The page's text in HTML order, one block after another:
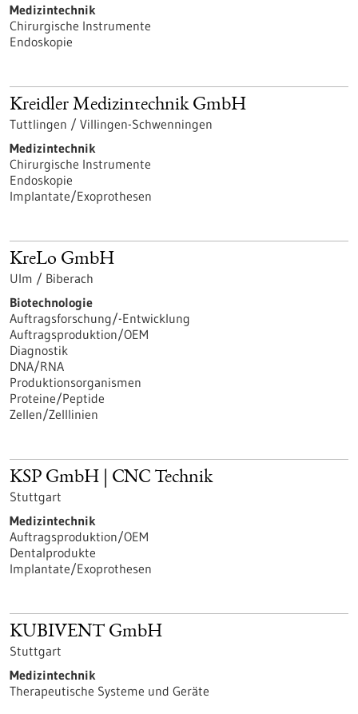
Medizintechnik
Chirurgische Instrumente
Endoskopie
Kreidler Medizintechnik GmbH
Tuttlingen / Villingen-Schwenningen
Medizintechnik
Chirurgische Instrumente
Endoskopie
Implantate/Exoprothesen
KreLo GmbH
Ulm / Biberach
Biotechnologie
Auftragsforschung/-Entwicklung
Auftragsproduktion/OEM
Diagnostik
DNA/RNA
Produktionsorganismen
Proteine/Peptide
Zellen/Zelllinien
KSP GmbH | CNC Technik
Stuttgart
Medizintechnik
Auftragsproduktion/OEM
Dentalprodukte
Implantate/Exoprothesen
KUBIVENT GmbH
Stuttgart
Medizintechnik
Therapeutische Systeme und Geräte